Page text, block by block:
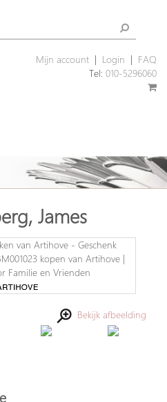
Mijn account| Login
FAQ
Tel: 010-5296060
James
Bekijk afbeelding